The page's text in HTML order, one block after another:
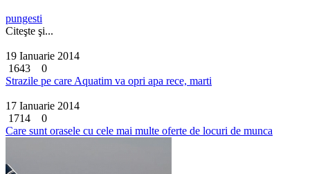
pungesti
Citeşte şi...
19 Ianuarie 2014
1643
0
Strazile pe care Aquatim va opri apa rece, marti
17 Ianuarie 2014
1714
0
Care sunt orasele cu cele mai multe oferte de locuri de munca